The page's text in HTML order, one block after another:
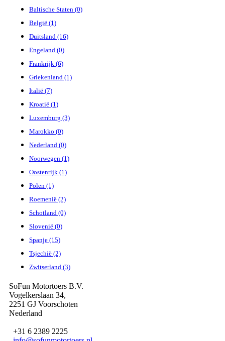
Baltische Staten (0)
België (1)
Duitsland (16)
Engeland (0)
Frankrijk (6)
Griekenland (1)
Italië (7)
Kroatië (1)
Luxemburg (3)
Marokko (0)
Nederland (0)
Noorwegen (1)
Oostenrijk (1)
Polen (1)
Roemenië (2)
Schotland (0)
Slovenië (0)
Spanje (15)
Tsjechië (2)
Zwitserland (3)
SoFun Motortoers B.V.
Vogelkerslaan 34,
2251 GJ Voorschoten
Nederland
+31 6 2389 2225